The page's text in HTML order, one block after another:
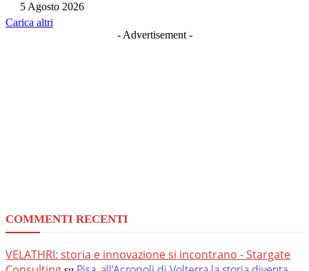
5 Agosto 2026
Carica altri
- Advertisement -
COMMENTI RECENTI
VELATHRI: storia e innovazione si incontrano - Stargate